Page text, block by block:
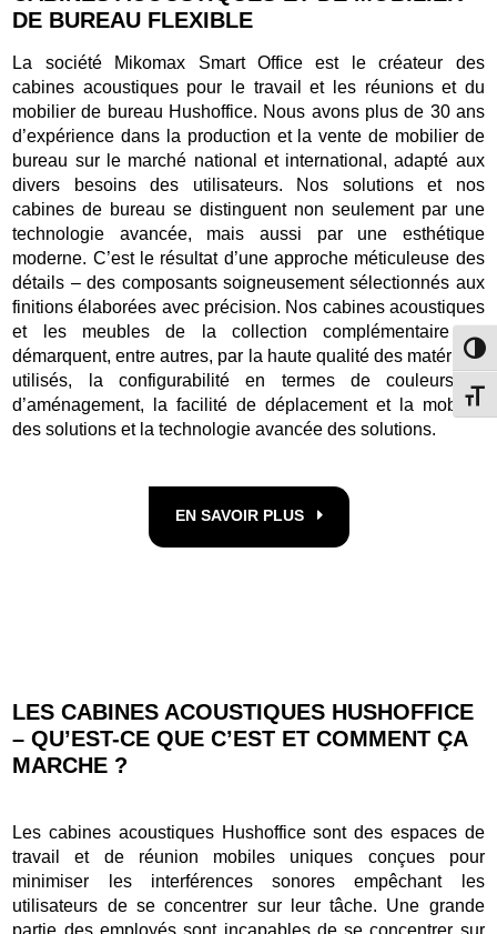
DE BUREAU FLEXIBLE
La société Mikomax Smart Office est le créateur des
cabines acoustiques pour le travail et les réunions et du
mobilier de bureau Hushoffice. Nous avons plus de 30 ans
d’expérience dans la production et la vente de mobilier de
bureau sur le marché national et international, adapté aux
divers besoins des utilisateurs. Nos solutions et nos
cabines de bureau se distinguent non seulement par une
technologie avancée, mais aussi par une esthétique
moderne. C’est le résultat d’une approche méticuleuse des
détails – des composants soigneusement sélectionnés aux
finitions élaborées avec précision. Nos cabines acoustiques
et les meubles de la collection complémentaire se
démarquent, entre autres, par la haute qualité des matériaux
utilisés, la configurabilité en termes de couleurs et
d’aménagement, la facilité de déplacement et la mobilité
des solutions et la technologie avancée des solutions.
EN SAVOIR PLUS
LES CABINES ACOUSTIQUES HUSHOFFICE
– QU’EST-CE QUE C’EST ET COMMENT ÇA
MARCHE ?
Les cabines acoustiques Hushoffice sont des espaces de
travail et de réunion mobiles uniques conçues pour
minimiser les interférences sonores empêchant les
utilisateurs de se concentrer sur leur tâche. Une grande
partie des employés sont incapables de se concentrer sur